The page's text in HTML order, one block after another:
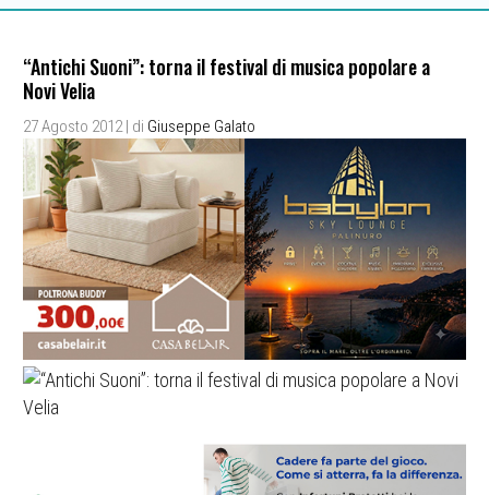
“Antichi Suoni”: torna il festival di musica popolare a
Novi Velia
27 Agosto 2012 | di Giuseppe Galato